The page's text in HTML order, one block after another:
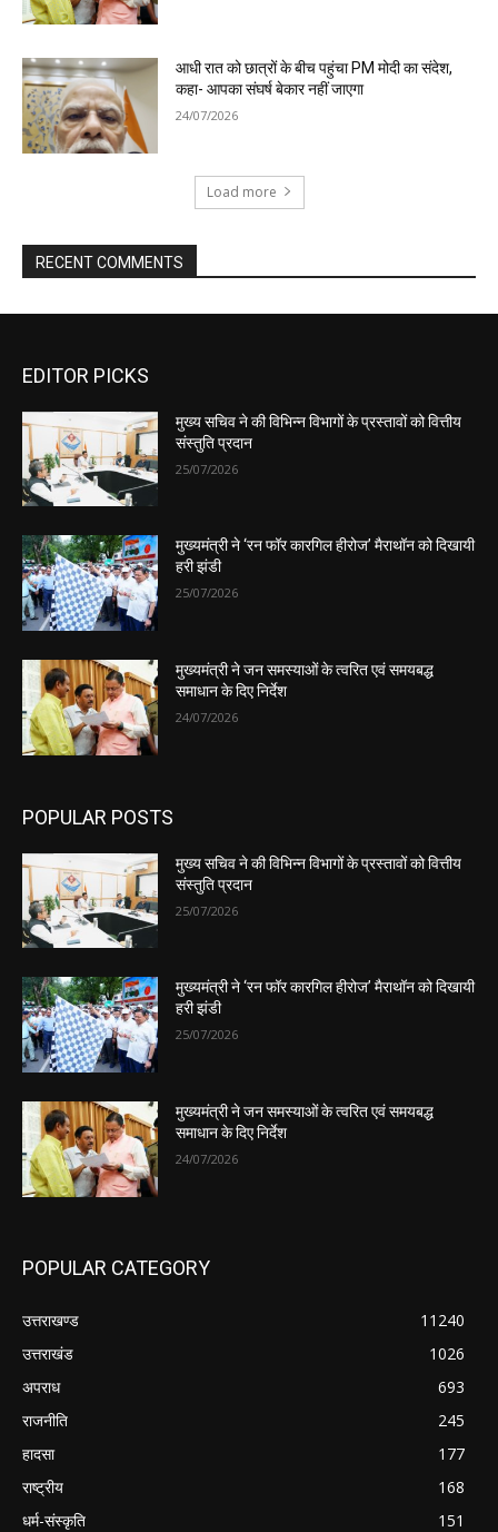
EDITOR PICKS
मुख्य सचिव ने की विभिन्न विभागों के प्रस्तावों को वित्तीय
संस्तुति प्रदान
25/07/2026
मुख्यमंत्री ने ‘रन फॉर कारगिल हीरोज’ मैराथॉन को दिखायी
हरी झंडी
25/07/2026
मुख्यमंत्री ने जन समस्याओं के त्वरित एवं समयबद्ध
समाधान के दिए निर्देश
24/07/2026
POPULAR POSTS
मुख्य सचिव ने की विभिन्न विभागों के प्रस्तावों को वित्तीय
संस्तुति प्रदान
25/07/2026
मुख्यमंत्री ने ‘रन फॉर कारगिल हीरोज’ मैराथॉन को दिखायी
हरी झंडी
25/07/2026
मुख्यमंत्री ने जन समस्याओं के त्वरित एवं समयबद्ध
समाधान के दिए निर्देश
24/07/2026
POPULAR CATEGORY
उत्तराखण्ड
11240
उत्तराखंड
1026
अपराध
693
राजनीति
245
हादसा
177
राष्ट्रीय
168
धर्म-संस्कृति
151